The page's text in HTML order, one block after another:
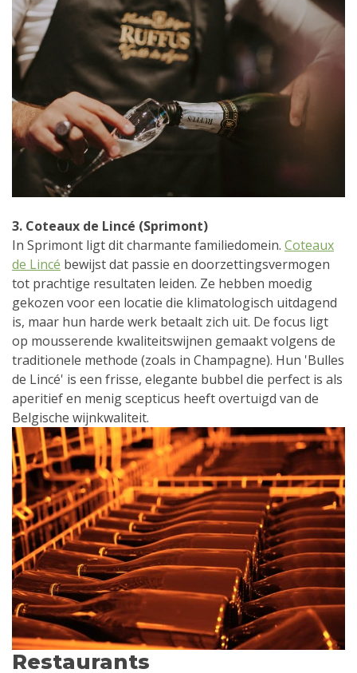
3. Coteaux de Lincé (Sprimont)
In Sprimont ligt dit charmante familiedomein. Coteaux
de Lincé bewijst dat passie en doorzettingsvermogen
tot prachtige resultaten leiden. Ze hebben moedig
gekozen voor een locatie die klimatologisch uitdagend
is, maar hun harde werk betaalt zich uit. De focus ligt
op mousserende kwaliteitswijnen gemaakt volgens de
traditionele methode (zoals in Champagne). Hun 'Bulles
de Lincé' is een frisse, elegante bubbel die perfect is als
aperitief en menig scepticus heeft overtuigd van de
Belgische wijnkwaliteit.
Restaurants